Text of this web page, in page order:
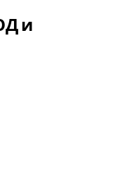
и